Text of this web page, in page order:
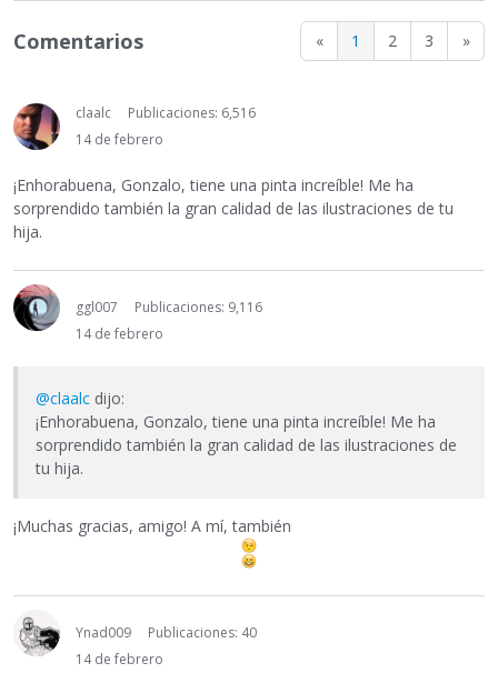
« 1 2 3 »
Comentarios
claalc
Publicaciones: 6,516
14 de febrero
¡Enhorabuena, Gonzalo, tiene una pinta increíble! Me ha
sorprendido también la gran calidad de las ilustraciones de tu
hija.
ggl007
Publicaciones: 9,116
14 de febrero
@claalc dijo:
¡Enhorabuena, Gonzalo, tiene una pinta increíble! Me ha
sorprendido también la gran calidad de las ilustraciones de
tu hija.
¡Muchas gracias, amigo! A mí, también
Ynad009
Publicaciones: 40
14 de febrero